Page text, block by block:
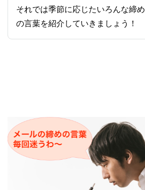
それでは季節に応じたいろんな締め
の言葉を紹介していきましょう！